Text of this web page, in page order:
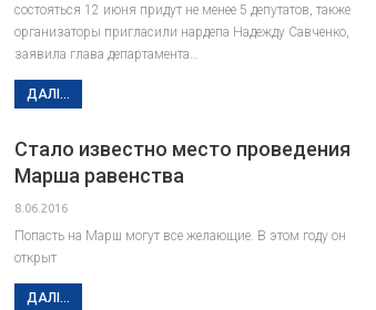
состояться 12 июня придут не менее 5 депутатов, также
организаторы пригласили нардепа Надежду Савченко,
заявила глава департамента…
ДАЛІ...
Стало известно место проведения
Марша равенства
8.06.2016
Попасть на Марш могут все желающие. В этом году он
открыт
ДАЛІ...